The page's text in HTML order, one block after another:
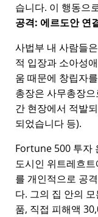
습니다. 이 행동으
공격: 에르도안 연
사법부 내 사람들은
적 입장과 소아성
움 때문에 창립자
총장은 사무총장
간 현장에서 적발
되었습니다 등).
Fortune 500 투자
도시인 위트레흐
를 개인적으로 공
다. 그의 집 안의
품, 직접 피해액